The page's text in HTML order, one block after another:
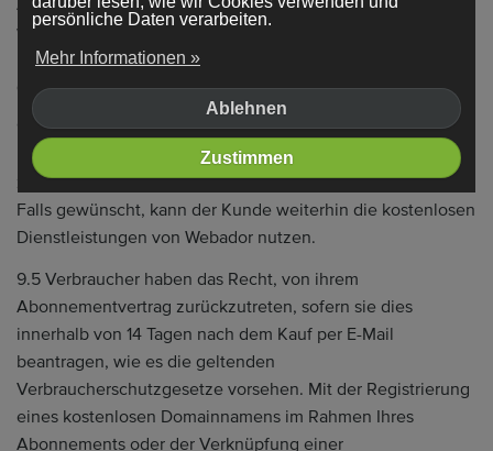
wird dieses automatisch monatlich verlängert, wenn es
nicht von einer der Parteien rechtzeitig schriftlich
gekündigt wird. Die Kündigungsfrist beträgt einen Monat.
9.4 Nach Beendigung der Vereinbarung als Folge der
Kündigung kann Webador die im bezahlten Abonnement
zur Verfügung gestellten Funktionalitäten sofort kündigen.
Falls gewünscht, kann der Kunde weiterhin die kostenlosen
Dienstleistungen von Webador nutzen.
9.5 Verbraucher haben das Recht, von ihrem
Abonnementvertrag zurückzutreten, sofern sie dies
innerhalb von 14 Tagen nach dem Kauf per E-Mail
beantragen, wie es die geltenden
Verbraucherschutzgesetze vorsehen. Mit der Registrierung
eines kostenlosen Domainnamens im Rahmen Ihres
Abonnements oder der Verknüpfung einer
persönliche Daten verarbeiten.
Mehr Informationen »
Ablehnen
Zustimmen